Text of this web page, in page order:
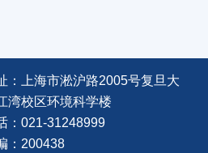
：上海市淞沪路2005号复旦大
湾校区环境科学楼
：021-31248999
：200438